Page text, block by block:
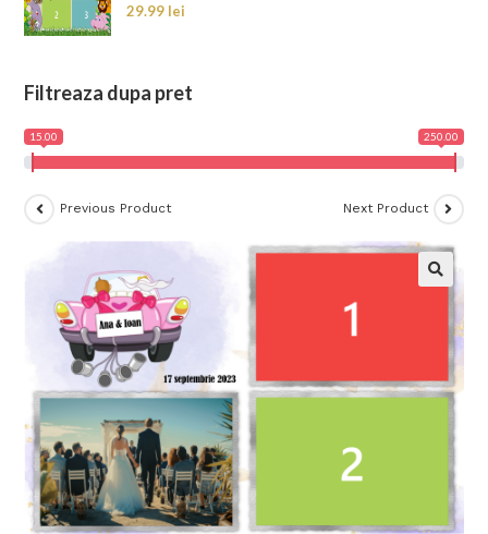
29.99 lei
Filtreaza dupa pret
15.00 250.00
Previous Product Next Product